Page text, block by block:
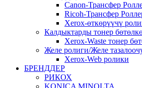
Canon-Трансфер
Ricoh-Трансфер
Xerox-өткөрүүчү
Калдыктарды тонер
Xerox-Waste тонер
Желе ролиги/Желе
Xerox-Web ролики
БРЕНДДЕР
РИКОХ
KONICA MINOLTA